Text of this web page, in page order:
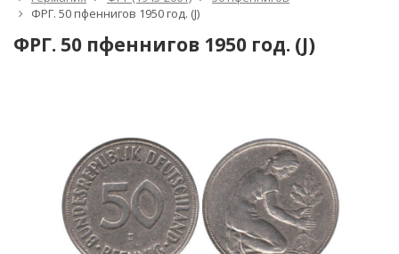
ФРГ. 50 пфеннигов 1950 год. (J)
ФРГ. 50 пфеннигов 1950 год. (J)